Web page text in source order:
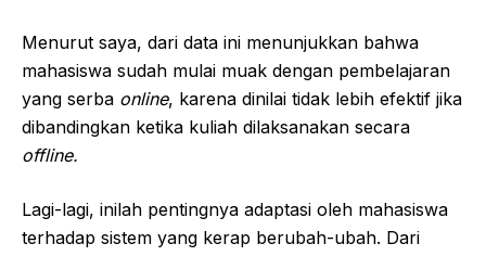
Menurut saya, dari data ini menunjukkan bahwa
mahasiswa sudah mulai muak dengan pembelajaran
yang serba online, karena dinilai tidak lebih efektif jika
dibandingkan ketika kuliah dilaksanakan secara
offline.
Lagi-lagi, inilah pentingnya adaptasi oleh mahasiswa
terhadap sistem yang kerap berubah-ubah. Dari